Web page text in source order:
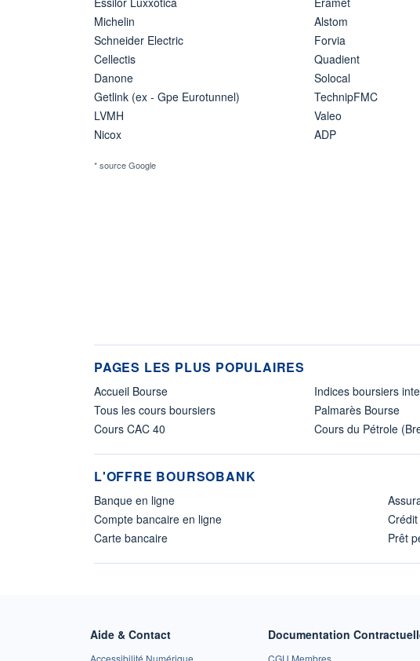
Michelin
Schneider Electric
Cellectis
Danone
Getlink (ex - Gpe Eurotunnel)
LVMH
Nicox
Alstom
Forvia
Quadient
Solocal
TechnipFMC
Valeo
ADP
* source Google
PAGES LES PLUS POPULAIRES
Accueil Bourse
Tous les cours boursiers
Cours CAC 40
Indices boursiers
Palmarès Bourse
Cours du Pétrole
L'OFFRE BOURSOBANK
Banque en ligne
Compte bancaire en ligne
Carte bancaire
Prêt
Aide & Contact
Accessibilité Numérique
Documentation
CGU Membres